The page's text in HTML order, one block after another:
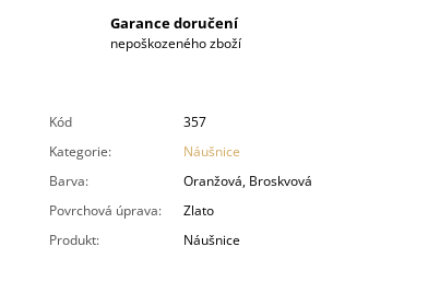
Garance doručení
nepoškozeného zboží
Kód
357
Kategorie:
Náušnice
Barva:
Oranžová, Broskvová
Povrchová úprava:
Zlato
Produkt: Náušnice